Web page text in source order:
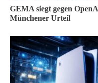
GEMA siegt gegen
Münchener Urteil